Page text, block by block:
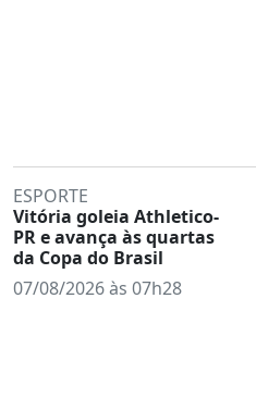
ESPORTE
Vitória goleia Athletico-
PR e avança às quartas
da Copa do Brasil
07/08/2026 às 07h28